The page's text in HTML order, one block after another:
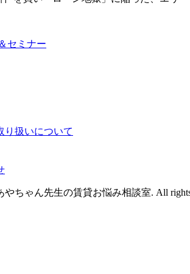
セミナー
り扱いについて
やちゃん先生の賃貸お悩み相談室. All rights